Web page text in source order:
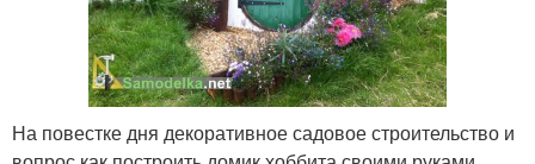
На повестке дня декоративное садовое строительство и